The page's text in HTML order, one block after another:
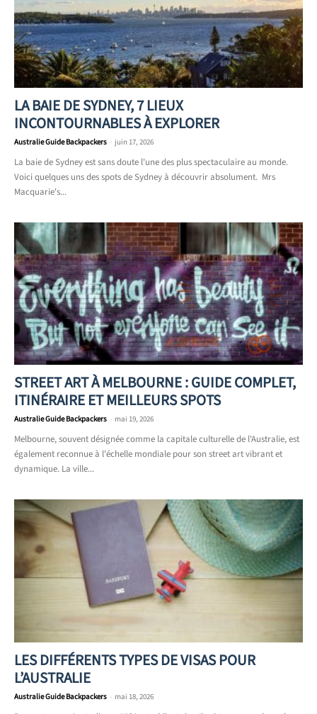
LA BAIE DE SYDNEY, 7 LIEUX
INCONTOURNABLES À EXPLORER
Australie Guide Backpackers - juin 17, 2026
La baie de Sydney est sans doute l'une des plus spectaculaire au monde.
Voici quelques uns des spots de Sydney à découvrir absolument. Mrs
Macquarie's...
STREET ART À MELBOURNE : GUIDE COMPLET,
ITINÉRAIRE ET MEILLEURS SPOTS
Australie Guide Backpackers - mai 19, 2026
Melbourne, souvent désignée comme la capitale culturelle de l'Australie, est
également reconnue à l'échelle mondiale pour son street art vibrant et
dynamique. La ville...
LES DIFFÉRENTS TYPES DE VISAS POUR
L’AUSTRALIE
Australie Guide Backpackers - mai 18, 2026